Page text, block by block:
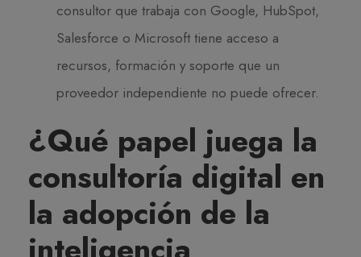
consultor que trabaja con Google, HubSpot,
Salesforce o Microsoft tiene acceso a
recursos, formación y soporte que un
proveedor independiente no puede ofrecer.
¿Qué papel juega la
consultoría digital en
la adopción de la